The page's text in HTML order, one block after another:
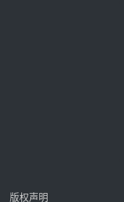
版权声明